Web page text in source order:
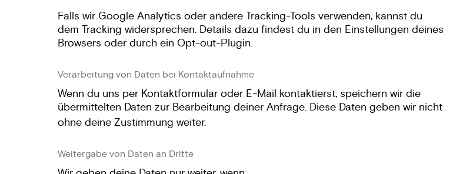
Falls wir Google Analytics oder andere Tracking-Tools verwenden, kannst du
dem Tracking widersprechen. Details dazu findest du in den Einstellungen deines
Browsers oder durch ein Opt-out-Plugin.
Verarbeitung von Daten bei Kontaktaufnahme
Wenn du uns per Kontaktformular oder E-Mail kontaktierst, speichern wir die
übermittelten Daten zur Bearbeitung deiner Anfrage. Diese Daten geben wir nicht
ohne deine Zustimmung weiter.
Weitergabe von Daten an Dritte